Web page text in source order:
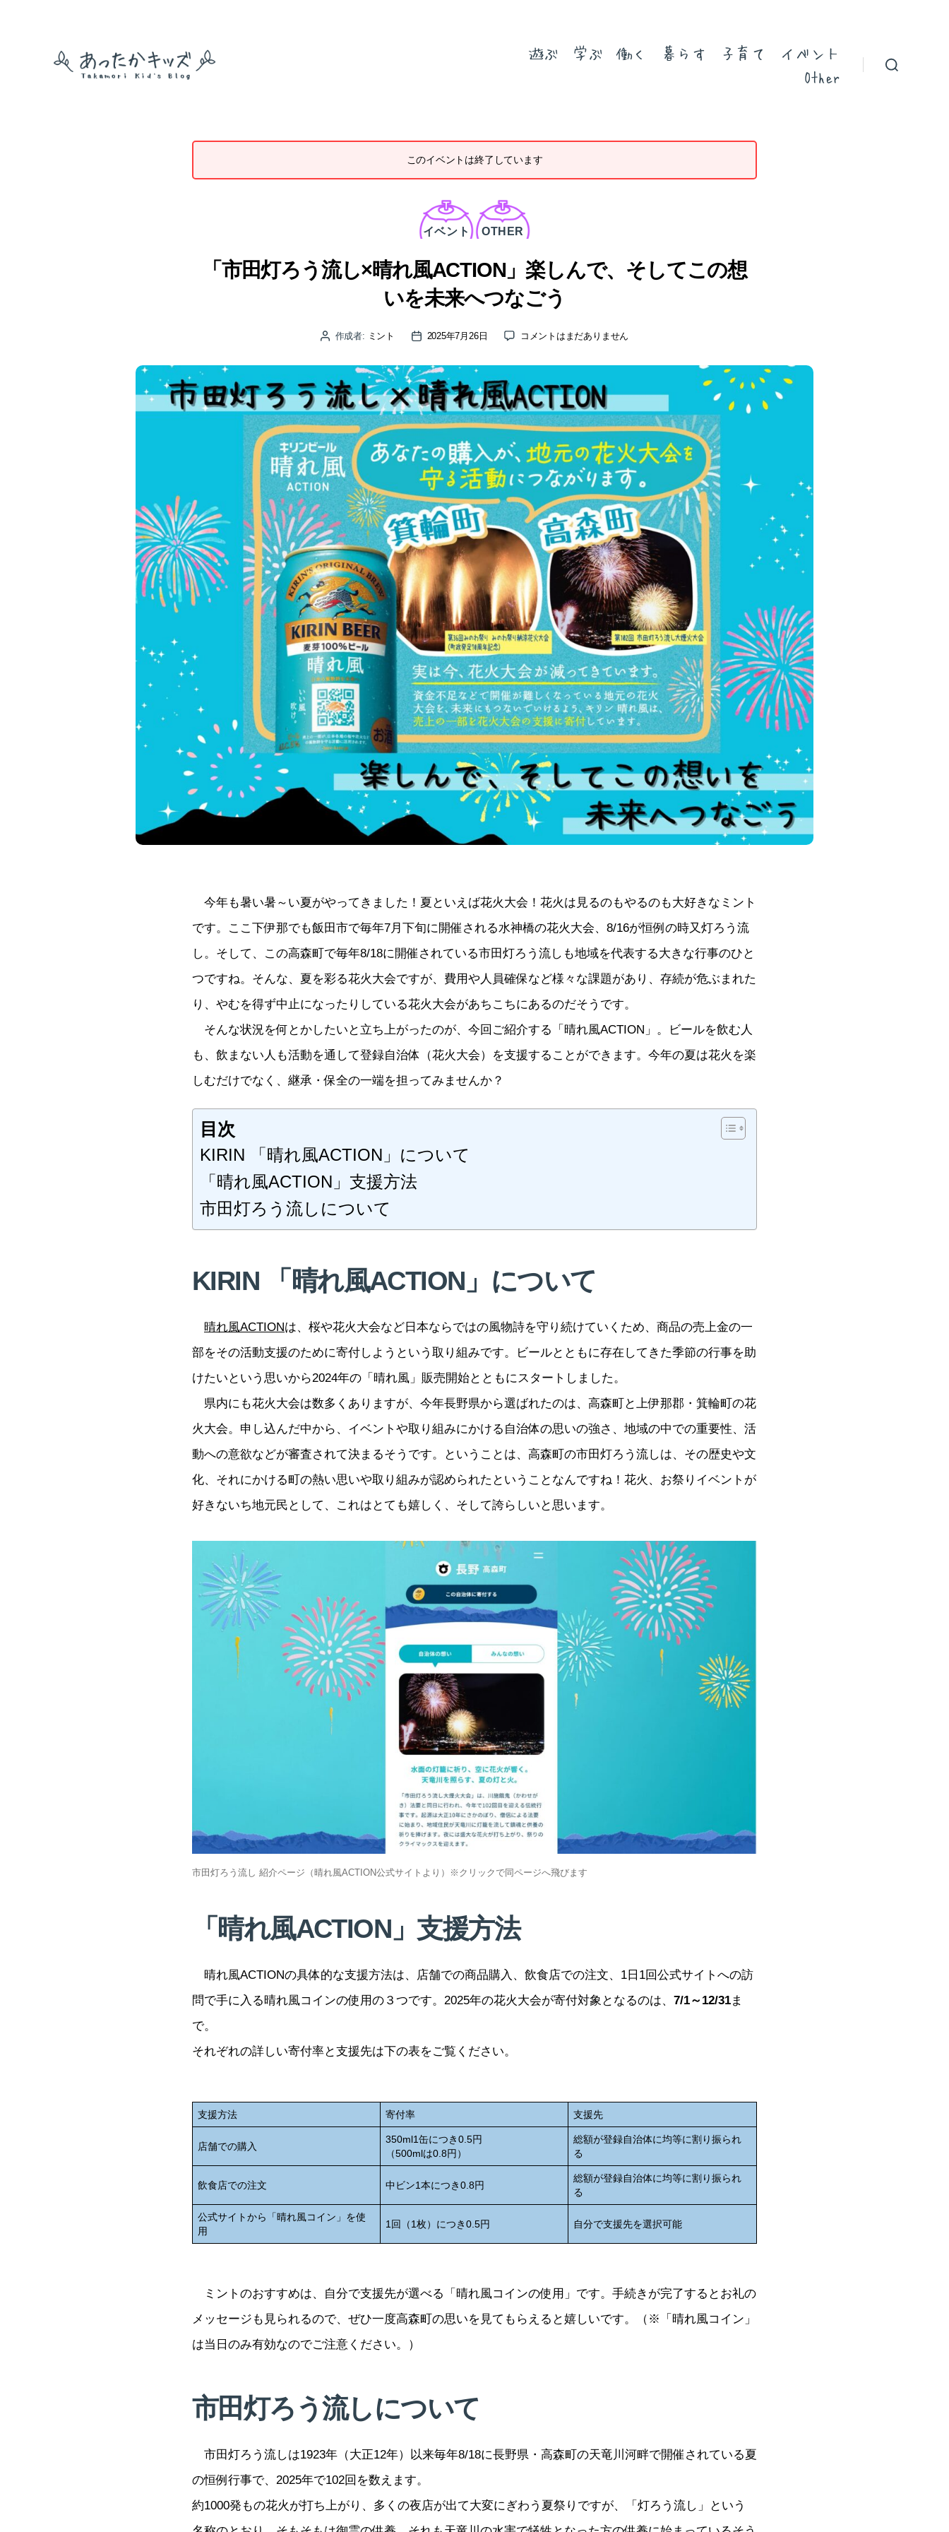
遊ぶ 学ぶ 働く 暮らす 子育て
イベント
Other
このイベントは終了しています
テ
ゴ
イベント OTHER
「市田灯ろう流し×晴れ風ACTION」楽しんで、そしてこの想
いを未来へつなごう
投
者
作成者: ミント
投
日
2025年7月26日
「市
う
流
し
×
れ
ACTION」
楽
し
ん
で、
そ
し
て
こ
の
想
い
を
未
来
へ
つ
な
ご
う
へ
の
コメントはまだありません
今年も暑い暑～い夏がやってきました！夏といえば花火大会！花火は見るのもやるのも大好きなミント
です。ここ下伊那でも飯田市で毎年7月下旬に開催される水神橋の花火大会、8/16が恒例の時又灯ろう流
し。そして、この高森町で毎年8/18に開催されている市田灯ろう流しも地域を代表する大きな行事のひと
つですね。そんな、夏を彩る花火大会ですが、費用や人員確保など様々な課題があり、存続が危ぶまれた
り、やむを得ず中止になったりしている花火大会があちこちにあるのだそうです。
そんな状況を何とかしたいと立ち上がったのが、今回ご紹介する「晴れ風ACTION」。ビールを飲む人
も、飲まない人も活動を通して登録自治体（花火大会）を支援することができます。今年の夏は花火を楽
しむだけでなく、継承・保全の一端を担ってみませんか？
目次
KIRIN 「晴れ風ACTION」について
「晴れ風ACTION」支援方法
市田灯ろう流しについて
KIRIN 「晴れ風ACTION」について
晴れ風ACTIONは、桜や花火大会など日本ならではの風物詩を守り続けていくため、商品の売上金の一
部をその活動支援のために寄付しようという取り組みです。ビールとともに存在してきた季節の行事を助
けたいという思いから2024年の「晴れ風」販売開始とともにスタートしました。
県内にも花火大会は数多くありますが、今年長野県から選ばれたのは、高森町と上伊那郡・箕輪町の花
火大会。申し込んだ中から、イベントや取り組みにかける自治体の思いの強さ、地域の中での重要性、活
動への意欲などが審査されて決まるそうです。ということは、高森町の市田灯ろう流しは、その歴史や文
化、それにかける町の熱い思いや取り組みが認められたということなんですね！花火、お祭りイベントが
好きないち地元民として、これはとても嬉しく、そして誇らしいと思います。
市田灯ろう流し 紹介ページ（晴れ風ACTION公式サイトより）※クリックで同ページへ飛びます
「晴れ風ACTION」支援方法
晴れ風ACTIONの具体的な支援方法は、店舗での商品購入、飲食店での注文、1日1回公式サイトへの訪
問で手に入る晴れ風コインの使用の３つです。2025年の花火大会が寄付対象となるのは、 7/1～12/31ま
で。
それぞれの詳しい寄付率と支援先は下の表をご覧ください。
支援方法 寄付率 支援先
店舗での購入
350ml1缶につき0.5円
（500mlは0.8円）
総額が登録自治体に均等に割り振られ
る
飲食店での注文 中ビン1本につき0.8円
総額が登録自治体に均等に割り振られ
る
公式サイトから「晴れ風コイン」を使
用
1回（1枚）につき0.5円 自分で支援先を選択可能
ミントのおすすめは、自分で支援先が選べる「晴れ風コインの使用」です。手続きが完了するとお礼の
メッセージも見られるので、ぜひ一度高森町の思いを見てもらえると嬉しいです。（※「晴れ風コイン」
は当日のみ有効なのでご注意ください。）
市田灯ろう流しについて
市田灯ろう流しは1923年（大正12年）以来毎年8/18に長野県・高森町の天竜川河畔で開催されている夏
の恒例行事で、2025年で102回を数えます。
約1000発もの花火が打ち上がり、多くの夜店が出て大変にぎわう夏祭りですが、「灯ろう流し」という